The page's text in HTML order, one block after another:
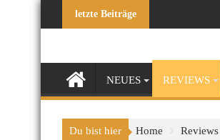
letzte Beiträge
NEUES REVIEWS
Du bist hier Home Reviews